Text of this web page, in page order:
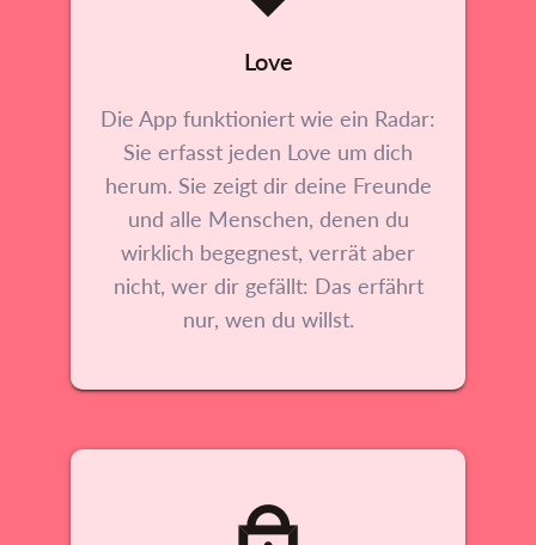
Love
Die App funktioniert wie ein Radar:
Sie erfasst jeden Love um dich
herum. Sie zeigt dir deine Freunde
und alle Menschen, denen du
wirklich begegnest, verrät aber
nicht, wer dir gefällt: Das erfährt
nur, wen du willst.